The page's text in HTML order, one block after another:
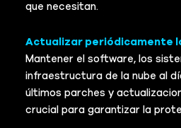
que necesitan.
Actualizar periódicamente
Mantener el software, los
infraestructura de la nube al
últimos parches y
crucial para garantizar la